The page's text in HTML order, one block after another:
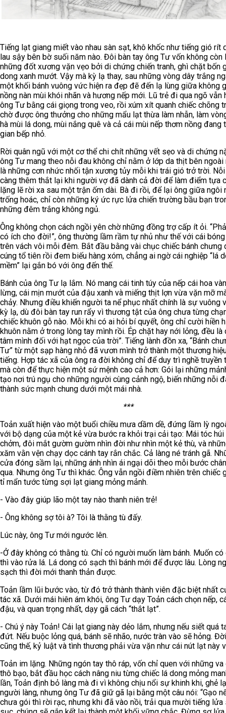
Tiếng lạt giang miết vào nhau sàn sạt, khô khốc như tiếng gió rít
lau sậy bên bờ suối năm nào. Đôi bàn tay ông Tư vốn không còn
những đốt xương vặn vẹo bởi di chứng chiến tranh, ghì chặt bốn
dong xanh mướt. Vậy mà kỳ lạ thay, sau những vòng dây trắng
một khối bánh vuông vức hiện ra đẹp đẽ đến lạ lùng giữa không
nồng nàn mùi khói nhãn và hương nếp mới. Lũ trẻ đi qua ngõ vẫn
ông Tư bằng cái giọng trong veo, rồi xúm xít quanh chiếc chõng
chờ được ông thưởng cho những mẩu lạt thừa làm nhẫn, làm
hà mùi lá dong, mùi nắng quê và cả cái mùi nếp thơm nồng đang
gian bếp nhỏ.
Rời quân ngũ với một cơ thể chi chít những vết sẹo và di chứng
ông Tư mang theo nỗi đau không chỉ nằm ở lớp da thịt bên ngoài
là những cơn nhức nhối tận xương tủy mỗi khi trái gió trở trời.
càng thêm thắt lại khi người vợ đã dành cả đời để làm điểm tựa
lặng lẽ rời xa sau một trận ốm dài. Bà đi rồi, để lại ông giữa ngôi
trống hoác, chỉ còn những ký ức rực lửa chiến trường bầu bạn
những đêm trắng không ngủ.
Ông không chọn cách ngồi yên chờ những đồng trợ cấp ít ỏi.
có ích cho đời!”, ông thường lầm rầm tự nhủ như thế với cái
trên vách vôi mỗi đêm. Bắt đầu bằng vài chục chiếc bánh chưng
cúng tổ tiên rồi đem biếu hàng xóm, chẳng ai ngờ cái nghiệp “lá
mềm” lại gắn bó với ông đến thế.
Bánh của ông Tư lạ lắm. Nó mang cái tinh túy của nếp cái hoa
lừng, cái mịn mướt của đậu xanh và miếng thịt lợn vừa vặn mỡ
chảy. Nhưng điều khiến người ta nể phục nhất chính là sự vuông
kỳ lạ, dù đôi bàn tay run rẩy vì thương tật của ông chưa từng
chiếc khuôn gỗ nào. Mỗi khi có ai hỏi bí quyết, ông chỉ cười hiền
khuôn nằm ở trong lòng tay mình rồi. Ép chặt hay nới lỏng, đều là
tâm mình đối với hạt ngọc của trời”. Tiếng lành đồn xa, “Bánh
Tư” từ một sạp hàng nhỏ đã vươn mình trở thành một thương
tiếng. Hợp tác xã của ông ra đời không chỉ để duy trì nghề truyền
mà còn để thực hiện một sứ mệnh cao cả hơn: Gói lại những
tạo nơi trú ngụ cho những người cùng cảnh ngộ, biến những nỗi
thành sức mạnh chung dưới một mái nhà.
***
Toản xuất hiện vào một buổi chiều mưa dầm dề, đứng lầm lỳ
với bộ dạng của một kẻ vừa bước ra khỏi trại cải tạo: Mái tóc húi
chởm, đôi mắt gườm gườm nhìn đời như nhìn một kẻ thù, và
xăm vằn vện chạy dọc cánh tay rắn chắc. Cả làng né tránh gã.
cửa đóng sầm lại, những ánh nhìn ái ngại dõi theo mỗi bước
qua. Nhưng ông Tư thì khác. Ông vẫn ngồi điềm nhiên trên chiếc
tỉ mẩn tước từng sợi lạt giang mỏng mảnh.
- Vào đây giúp lão một tay nào thanh niên trẻ!
- Ông không sợ tôi à? Tôi là thằng tù đấy.
Lúc này, ông Tư mới ngước lên.
-Ở đây không có thằng tù. Chỉ có người muốn làm bánh. Muốn có
thì vào rửa lá. Lá dong có sạch thì bánh mới để được lâu. Lòng
sạch thì đời mới thanh thản được.
Toản lầm lũi bước vào, từ đó trở thành thành viên đặc biệt nhất
tác xã. Dưới mái hiên ám khói, ông Tư dạy Toản cách chọn nếp,
đậu, và quan trọng nhất, dạy gã cách “thắt lạt”.
- Chú ý này Toản! Cái lạt giang này dẻo lắm, nhưng nếu siết quá
đứt. Nếu buộc lỏng quá, bánh sẽ nhão, nước tràn vào sẽ hỏng.
cũng thế, kỷ luật và tình thương phải vừa vặn như cái nút lạt này
Toản im lặng. Những ngón tay thô ráp, vốn chỉ quen với những va
thô bạo, bắt đầu học cách nâng niu từng chiếc lá dong mỏng
lần, Toản định bỏ làng mà đi vì không chịu nổi sự khinh khi, ghẻ
người làng, nhưng ông Tư đã giữ gã lại bằng một câu nói: “Gạo
chưa gói thì rời rạc, nhưng khi đã vào nồi, trải qua mười tiếng lửa